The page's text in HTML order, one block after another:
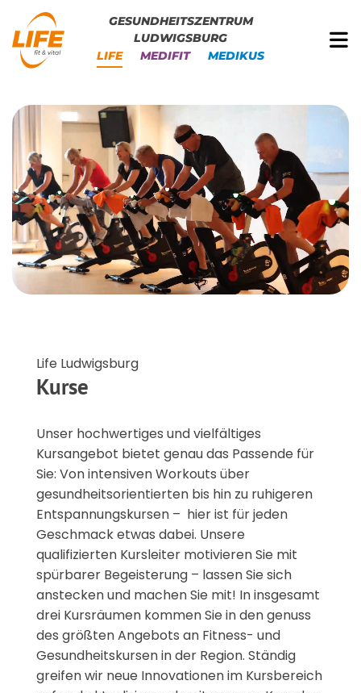
GESUNDHEITSZENTRUM
LUDWIGSBURG
LIFE
MEDIFIT MEDIKUS
Kurse
Life Ludwigsburg
Unser hochwertiges und vielfältiges
Kursangebot bietet genau das Passende für
Sie: Von intensiven Workouts über
gesundheitsorientierten bis hin zu ruhigeren
Entspannungskursen – hier ist für jeden
Geschmack etwas dabei. Unsere
qualifizierten Kursleiter motivieren Sie mit
spürbarer Begeisterung – lassen Sie sich
anstecken und machen Sie mit! In insgesamt
drei Kursräumen kommen Sie in den genuss
des größten Angebots an Fitness- und
Gesundheitskursen in der Region. Ständig
greifen wir neue Innovationen im Kursbereich